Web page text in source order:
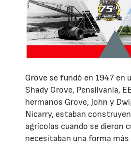
Grove se fundó en 1947 en
Shady Grove, Pensilvania,
hermanos Grove, John y
Nicarry, estaban
agrícolas cuando se dieron
necesitaban una forma